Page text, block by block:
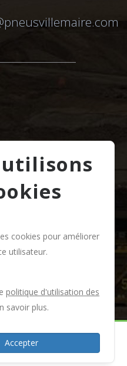
utilisons
cookies pour améliorer
utilisateur.
politique d'utilisation des
savoir plus.
Accepter